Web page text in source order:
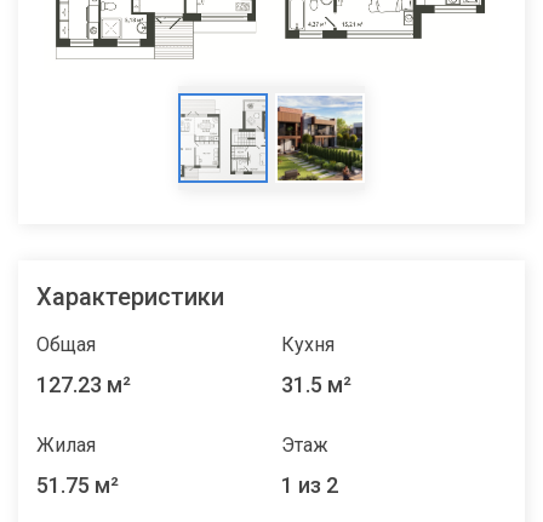
Характеристики
Общая
127.23 м²
Кухня
31.5 м²
Жилая
51.75 м²
Этаж
1 из 2